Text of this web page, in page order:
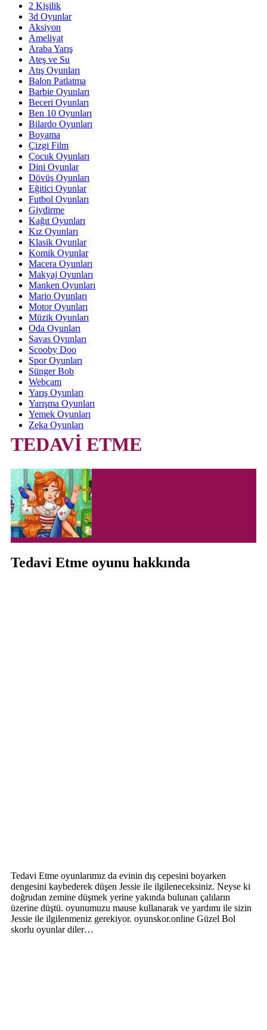
2 Kişilik
3d Oyunlar
Aksiyon
Ameliyat
Araba Yarış
Ateş ve Su
Atış Oyunları
Balon Patlatma
Barbie Oyunları
Beceri Oyunları
Ben 10 Oyunları
Bilardo Oyunları
Boyama
Çizgi Film
Çocuk Oyunları
Dini Oyunlar
Dövüş Oyunları
Eğitici Oyunlar
Futbol Oyunları
Giydirme
Kağıt Oyunları
Kız Oyunları
Klasik Oyunlar
Komik Oyunlar
Macera Oyunları
Makyaj Oyunları
Manken Oyunları
Mario Oyunları
Motor Oyunları
Müzik Oyunları
Oda Oyunları
Savas Oyunları
Scooby Doo
Spor Oyunları
Sünger Bob
Webcam
Yarış Oyunları
Yarışma Oyunları
Yemek Oyunları
Zeka Oyunları
TEDAVİ ETME
Tedavi Etme oyunu hakkında
Tedavi Etme oyunlarımız da evinin dış cepesini boyarken
dengesini kaybederek düşen Jessie ile ilgileneceksiniz. Neyse ki
doğrudan zemine düşmek yerine yakında bulunan çalıların
üzerine düştü. oyunumuzu mause kullanarak ve yardımı ile sizin
Jessie ile ilgilenmeniz gerekiyor. oyunskor.online Güzel Bol
skorlu oyunlar diler…